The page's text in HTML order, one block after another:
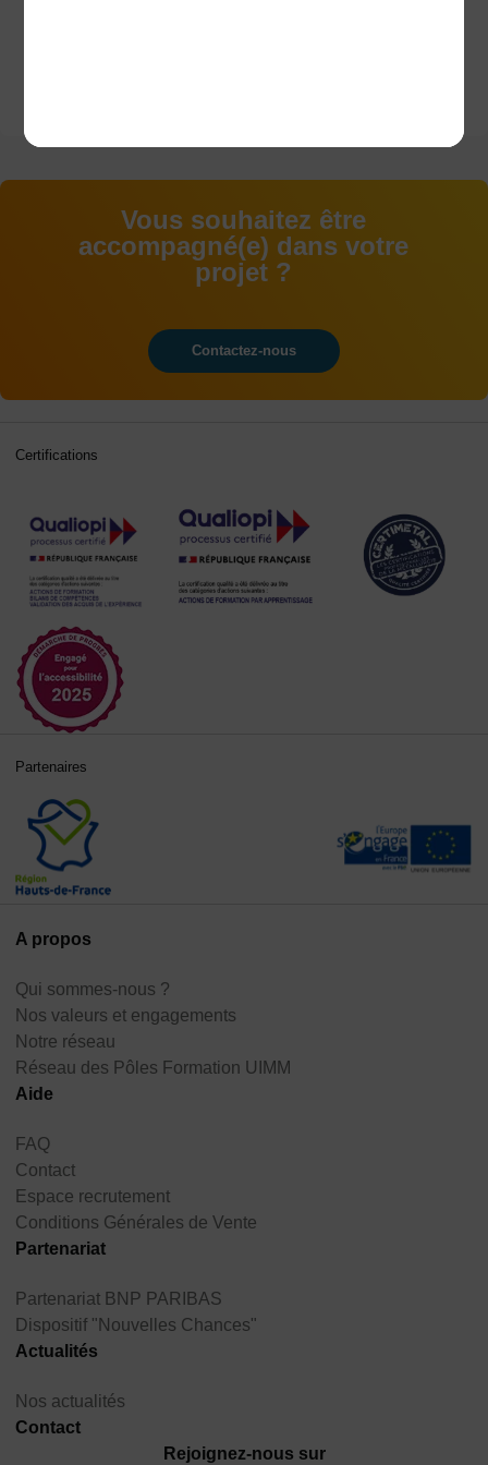
Vous souhaitez être
accompagné(e) dans votre
projet ?
Contactez-nous
A propos
Qui sommes-nous ?
Nos valeurs et engagements
Notre réseau
Réseau des Pôles Formation UIMM
Aide
FAQ
Contact
Espace recrutement
Conditions Générales de Vente
Partenariat
Partenariat BNP PARIBAS
Dispositif "Nouvelles Chances"
Actualités
Nos actualités
Contact
Rejoignez-nous sur
Certifications
Partenaires